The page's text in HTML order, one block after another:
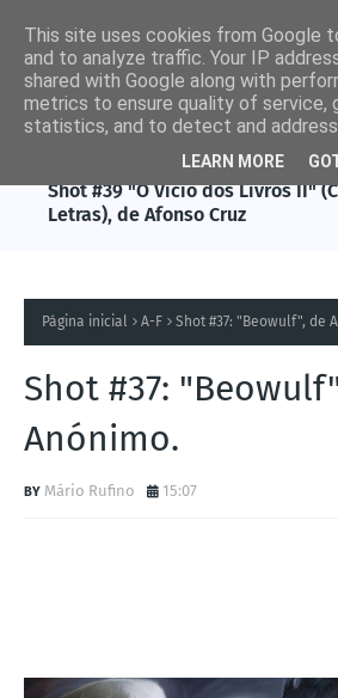
Shot #39 "O Vício dos Livros II"
Letras), de Afonso Cruz
Página inicial A-F Shot #37: "Beowulf", de
Shot #37:
Anónimo.
Mário Rufino 15:07
This site uses cookies from Google
and to analyze traffic. Your IP
shared with Google along with
metrics to ensure quality of service,
statistics, and to detect and address
LEARN MORE